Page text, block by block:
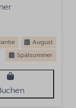
August
Spätsommer